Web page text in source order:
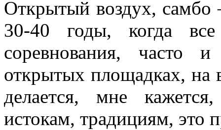
Открытый воздух, самбо
30-40 годы, когда все
соревнования, часто
открытых площадках, на
делается, мне
истокам, традициям, это